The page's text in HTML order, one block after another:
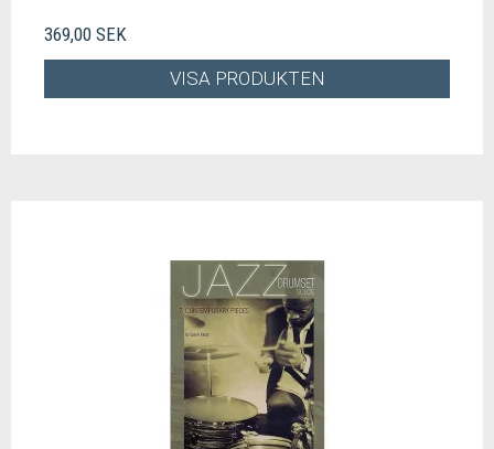
369,00 SEK
VISA PRODUKTEN